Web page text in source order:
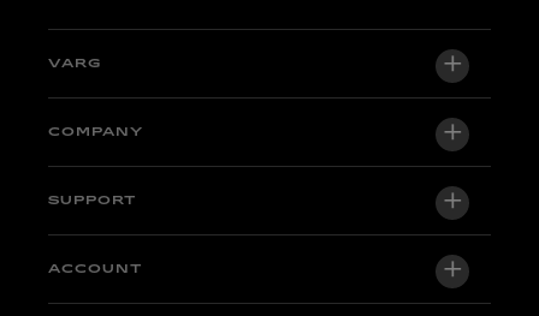
VARG
VARG EX
Factory Edition
Bikes in stock
COMPANY
About us
SUPPORT
Support central
ACCOUNT